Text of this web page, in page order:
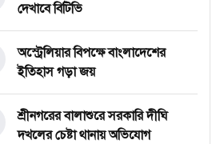
দেখাবে বিটিভি
অস্ট্রেলিয়ার বিপক্ষে বাংলাদেশের
ইতিহাস গড়া জয়
শ্রীনগরের বালাশুরে সরকারি দীঘি
দখলের চেষ্টা থানায় অভিযোগ